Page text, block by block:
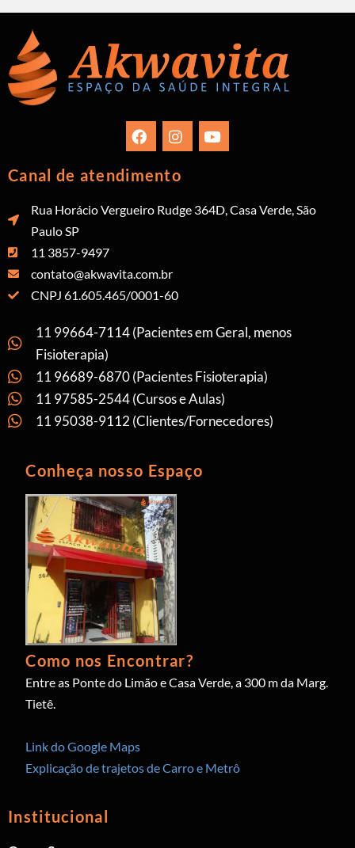
Canal de atendimento
Rua Horácio Vergueiro Rudge 364D, Casa Verde, São
Paulo SP
11 3857-9497
contato@akwavita.com.br
CNPJ 61.605.465/0001-60
11 99664-7114 (Pacientes em Geral, menos
Fisioterapia)
11 96689-6870 (Pacientes Fisioterapia)
11 97585-2544 (Cursos e Aulas)
11 95038-9112 (Clientes/Fornecedores)
Conheça nosso Espaço
Como nos Encontrar?
Entre as Ponte do Limão e Casa Verde, a 300 m da Marg.
Tietê.
Link do Google Maps
Explicação de trajetos de Carro e Metrô
Institucional